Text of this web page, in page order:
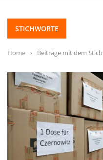
STICHWORTE
Home › Beiträge mit dem